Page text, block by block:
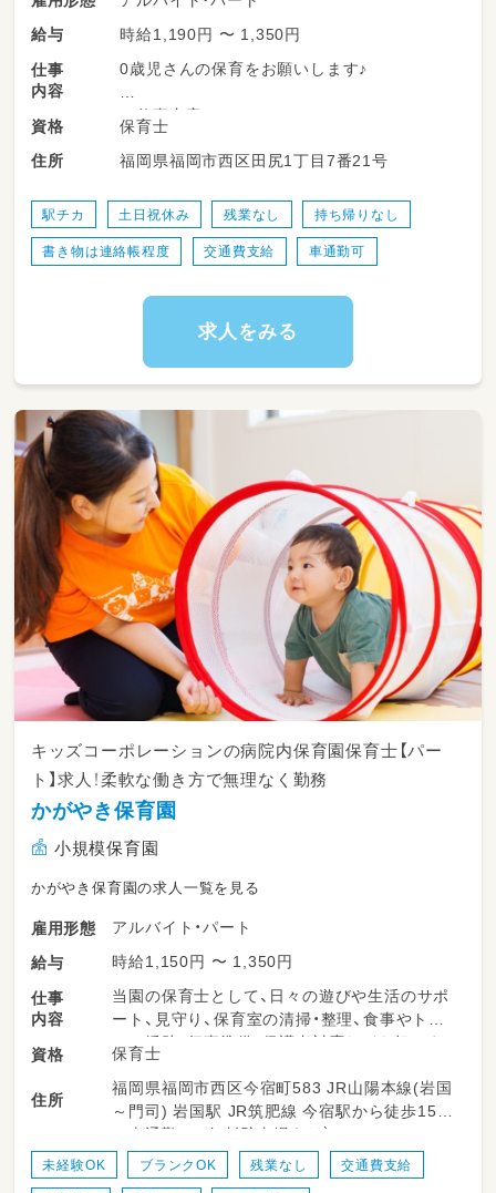
②3歳～5歳の担任補助
→食事、排泄、午睡、保育の世話,保育時間内にで
きる書類記入
主は正規職員が行います。
③フリー職員
各クラスの休みの職員の代わりに入っていた
だきます。
※行事の係やクラス運営書類の割り振りはあり
ません。
給与
時給1,190円 〜 1,350円
仕事
内容
0歳児さんの保育をお願いします♪
＜仕事内容＞
・お子さんの保育
・連絡帳の記入
・お掃除 など
0歳児さんは担当制保育なので
わからないことはすぐに聞ける
資格
保育士
住所
福岡県福岡市西区田尻1丁目7番21号
駅チカ 土日祝休み 残業なし 持ち帰りなし
書き物は連絡帳程度 交通費支給 車通勤可
求人をみる
キッズコーポレーションの病院内保育園保育士【パー
ト】求人！柔軟な働き方で無理なく勤務
かがやき保育園
小規模保育園
かがやき保育園の求人一覧を見る
雇用形態
アルバイト・パート
給与
時給1,150円 〜 1,350円
仕事
内容
当園の保育士として、日々の遊びや生活のサポ
ート、見守り、保育室の清掃・整理、食事やトイ
レの援助、行事準備、保護者対応などを担いま
す。柔軟な保育環境の中で、子どもたち一人ひ
とりにしっかり向き合える時間が多くありま
す。勤務日数や時間は相談可能で、ライフスタ
＜スケジュール例＞
資格 保育士
住所
福岡県福岡市西区今宿町583 JR山陽本線(岩国
～門司) 岩国駅 JR筑肥線 今宿駅から徒歩15分
※車通勤OK(無料駐車場あり）
未経験OK ブランクOK 残業なし 交通費支給